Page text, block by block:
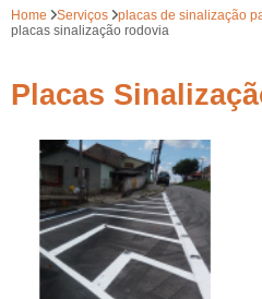
Home Serviços
placas de sinalização
placas sinalização rodovia
Placas